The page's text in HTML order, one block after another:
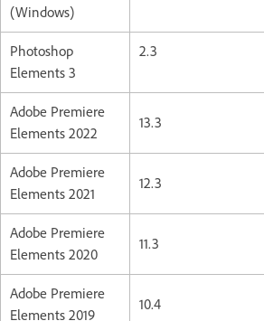
(Windows)
Photoshop
Elements 3
2.3
Adobe Premiere
Elements 2022
13.3
Adobe Premiere
Elements 2021
12.3
Adobe Premiere
Elements 2020
11.3
Adobe Premiere
Elements 2019
10.4